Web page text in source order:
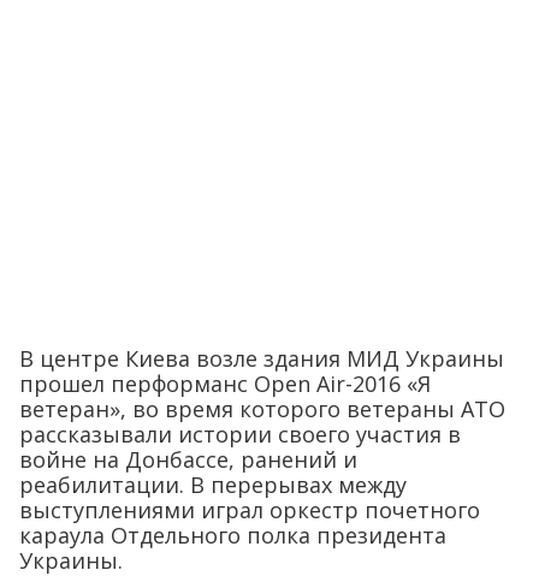
В центре Киева возле здания МИД Украины
прошел перформанс Open Air-2016 «Я
ветеран», во время которого ветераны АТО
рассказывали истории своего участия в
войне на Донбассе, ранений и
реабилитации. В перерывах между
выступлениями играл оркестр почетного
караула Отдельного полка президента
Украины.